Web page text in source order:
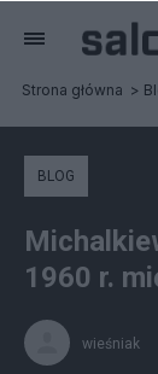
Strona główna
BLOG
1960 r.
wieśniak